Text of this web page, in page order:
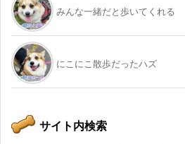
みんな一緒だと歩いてくれる
にこにこ散歩だったハズ
サイト内検索